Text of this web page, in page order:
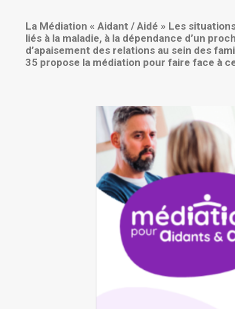
La Médiation « Aidant / Aidé » Les
liés à la maladie, à la dépendance d’un
d’apaisement des relations au sein des
35 propose la médiation pour faire face à